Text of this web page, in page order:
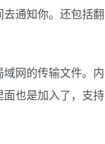
通知你。还包括翻
网的传输文件。内
也是加入了，支持